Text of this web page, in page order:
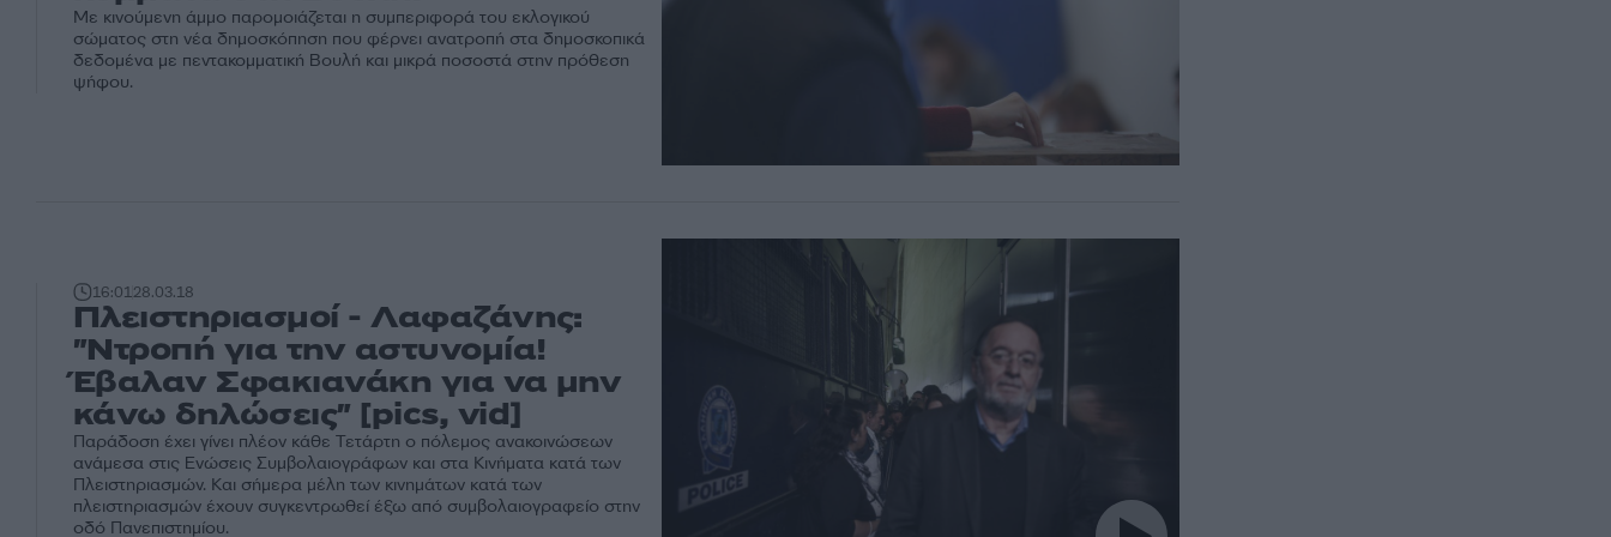
Με κινούμενη άμμο παρομοιάζεται η συμπεριφορά του εκλογικού
σώματος στη νέα δημοσκόπηση που φέρνει ανατροπή στα δημοσκοπικά
δεδομένα με πεντακομματική Βουλή και μικρά ποσοστά στην πρόθεση
ψήφου.
16:0128.03.18
Πλειστηριασμοί - Λαφαζάνης:
"Ντροπή για την αστυνομία!
Έβαλαν Σφακιανάκη για να μην
κάνω δηλώσεις" [pics, vid]
Παράδοση έχει γίνει πλέον κάθε Τετάρτη ο πόλεμος ανακοινώσεων
ανάμεσα στις Ενώσεις Συμβολαιογράφων και στα Κινήματα κατά των
Πλειστηριασμών. Και σήμερα μέλη των κινημάτων κατά των
πλειστηριασμών έχουν συγκεντρωθεί έξω από συμβολαιογραφείο στην
οδό Πανεπιστημίου.